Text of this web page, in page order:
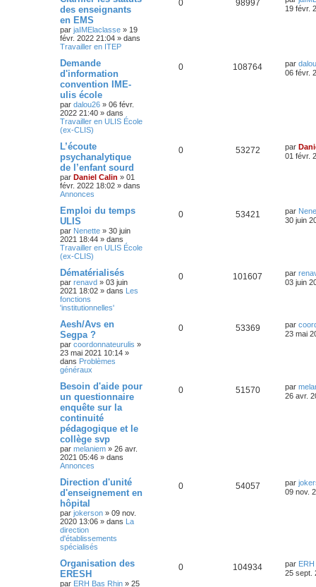
des enseignants
en EMS
par jaIMElaclasse » 19
févr. 2022 21:04 » dans
Travailler en ITEP
0 98997
19 févr.
Demande
d'information
convention IME-
ulis école
par dalou26 » 06 févr.
2022 21:40 » dans
Travailler en ULIS École
(ex-CLIS)
0 108764 par
06 févr.
L’écoute
psychanalytique
de l’enfant sourd
par Daniel Calin » 01
févr. 2022 18:02 » dans
Annonces
0 53272 par
01 févr.
Emploi du temps
ULIS
par Nenette » 30 juin
2021 18:44 » dans
Travailler en ULIS École
(ex-CLIS)
0 53421 par
30 juin
Dématérialisés
par renavd » 03 juin
2021 18:02 » dans Les
fonctions
'institutionnelles'
0 101607 par
03 juin
Aesh/Avs en
Segpa ?
par coordonnateurulis »
23 mai 2021 10:14 »
dans Problèmes
généraux
0 53369 par
23 mai
Besoin d'aide pour
un questionnaire
enquête sur la
continuité
pédagogique et le
collège svp
par melaniem » 26 avr.
2021 05:46 » dans
Annonces
0 51570 par
26 avr.
Direction d'unité
d'enseignement en
hôpital
par jokerson » 09 nov.
2020 13:06 » dans La
direction
d'établissements
spécialisés
0 54057 par
09 nov.
Organisation des
ERESH
par ERH Bas Rhin » 25
0 104934 par
25 sept.